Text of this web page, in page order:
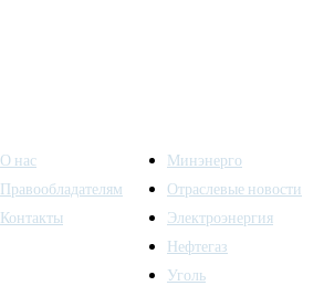
О нас
Правообладателям
Контакты
Минэнерго
Отраслевые новости
Электроэнергия
Нефтегаз
Уголь